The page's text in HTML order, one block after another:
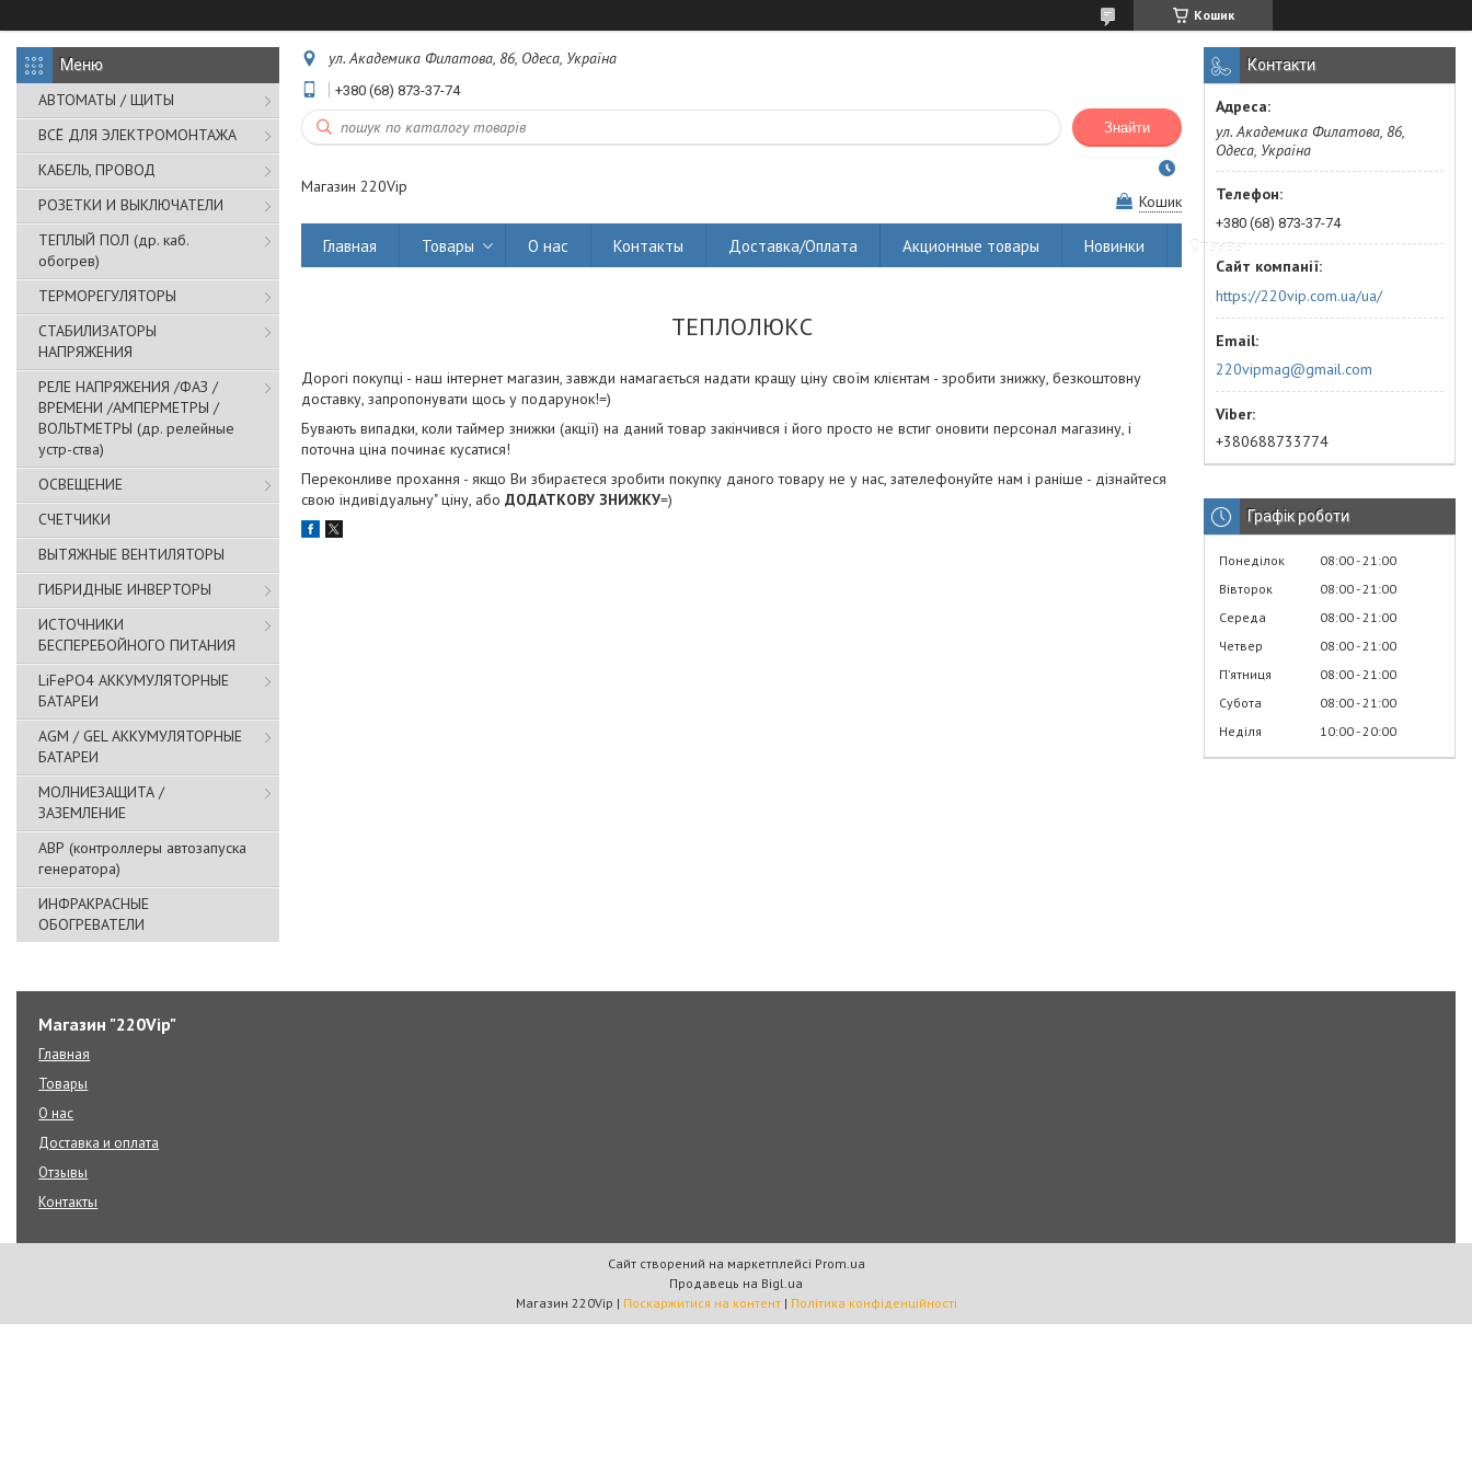
Кошик
АВТОМАТЫ / ЩИТЫ
ВСЁ ДЛЯ ЭЛЕКТРОМОНТАЖА
КАБЕЛЬ, ПРОВОД
РОЗЕТКИ И ВЫКЛЮЧАТЕЛИ
ТЕПЛЫЙ ПОЛ (др. каб.
обогрев)
ТЕРМОРЕГУЛЯТОРЫ
СТАБИЛИЗАТОРЫ
НАПРЯЖЕНИЯ
РЕЛЕ НАПРЯЖЕНИЯ /ФАЗ /
ВРЕМЕНИ /АМПЕРМЕТРЫ /
ВОЛЬТМЕТРЫ (др. релейные
устр-ства)
ОСВЕЩЕНИЕ
СЧЕТЧИКИ
ВЫТЯЖНЫЕ ВЕНТИЛЯТОРЫ
ГИБРИДНЫЕ ИНВЕРТОРЫ
ИСТОЧНИКИ
БЕСПЕРЕБОЙНОГО ПИТАНИЯ
LiFePO4 АККУМУЛЯТОРНЫЕ
БАТАРЕИ
AGM / GEL АККУМУЛЯТОРНЫЕ
БАТАРЕИ
МОЛНИЕЗАЩИТА /
ЗАЗЕМЛЕНИЕ
АВР (контроллеры автозапуска
генератора)
ИНФРАКРАСНЫЕ
ОБОГРЕВАТЕЛИ
ул. Академика Филатова, 86, Одеса, Україна
+380 (68) 873-37-74
Знайти
Магазин 220Vip
Кошик
Главная Товары О нас Контакты Доставка/Оплата Акционные товары Новинки Отзывы
ТЕПЛОЛЮКС
Дорогі покупці - наш інтернет магазин, завжди намагається надати кращу ціну своїм клієнтам - зробити знижку, безкоштовну
доставку, запропонувати щось у подарунок!=)
Бувають випадки, коли таймер знижки (акції) на даний товар закінчився і його просто не встиг оновити персонал магазину, і
поточна ціна починає кусатися!
Переконливе прохання - якщо Ви збираєтеся зробити покупку даного товару не у нас, зателефонуйте нам і раніше - дізнайтеся
свою індивідуальну" ціну, або ДОДАТКОВУ ЗНИЖКУ=)
Контакти
ул. Академика Филатова, 86,
Одеса, Україна
+380 (68) 873-37-74
https://220vip.com.ua/ua/
220vipmag@gmail.com
+380688733774
Графік роботи
Понеділок 08:00 21:00
Вівторок
08:00 21:00
Середа
08:00 21:00
Четвер
08:00 21:00
Пʼятниця
08:00 21:00
Субота
08:00 21:00
Неділя
10:00 20:00
Магазин "220Vip"
Главная
Товары
О нас
Доставка и оплата
Отзывы
Контакты
Сайт створений на маркетплейсі Prom.ua
Продавець на Bigl.ua
Магазин 220Vip | Поскаржитися на контент | Політика конфіденційності